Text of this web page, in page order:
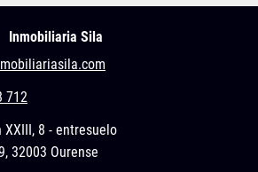
Inmobiliaria Sila
712
XXIII, 8 - entresuelo
32003 Ourense